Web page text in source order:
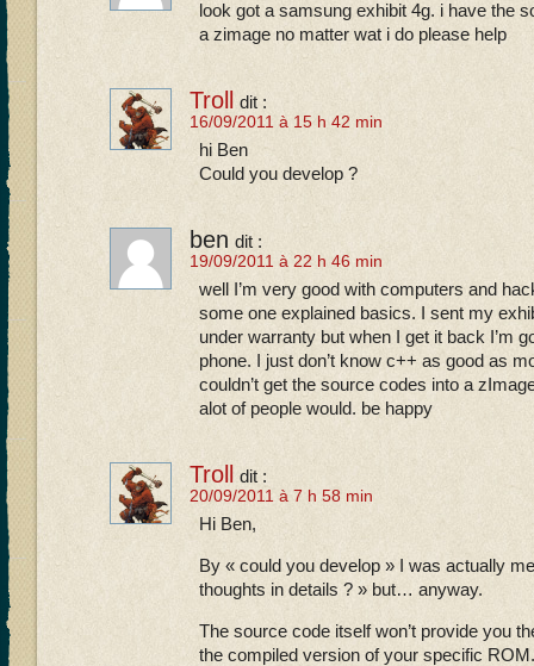
look got a samsung exhibit 4g. i have the
a zimage no matter wat i do please help
Troll dit :
16/09/2011 à 15 h 42 min
hi Ben
Could you develop ?
ben dit :
19/09/2011 à 22 h 46 min
well I’m very good with computers and
some one explained basics. I sent my
under warranty but when I get it back I’m
phone. I just don’t know c++ as good as
couldn’t get the source codes into a
alot of people would. be happy
Troll dit :
20/09/2011 à 7 h 58 min
Hi Ben,
By « could you develop » I was actually
thoughts in details ? » but… anyway.
The source code itself won’t provide you
the compiled version of your specific